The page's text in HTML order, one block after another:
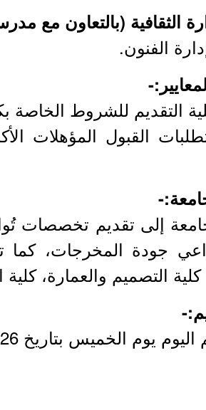
الفنون.
التقديم للشروط الخاصة
القبول المؤهلات
إلى تقديم تخصصات
التصميم والعمارة،
الخميس بتاريخ 1447/11/26هـ الموافق 2026/05/14م.